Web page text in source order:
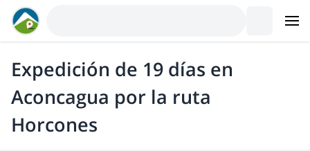
Expedición de 19 días en
Aconcagua por la ruta
Horcones